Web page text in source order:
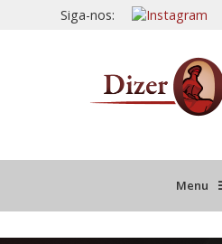
Siga-nos:
Menu